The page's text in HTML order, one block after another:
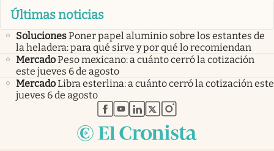
Últimas noticias
SolucionesPoner papel aluminio sobre los estantes de
la heladera: para qué sirve y por qué lo recomiendan
MercadoPeso mexicano: a cuánto cerró la cotización
este jueves 6 de agosto
MercadoLibra esterlina: a cuánto cerró la cotización este
jueves 6 de agosto
abre en nueva pestaña
abre en nueva pestaña
abre en nueva pestaña
abre en nueva pestaña
abre en nueva pestaña